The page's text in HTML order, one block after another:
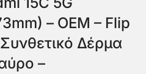
– OEM – Flip
Δέρμα
–